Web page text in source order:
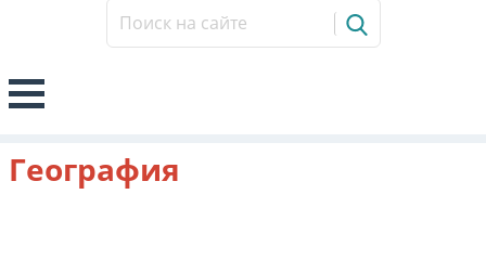
География